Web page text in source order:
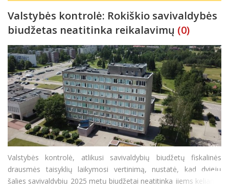
Valstybės kontrolė: Rokiškio savivaldybės
biudžetas neatitinka reikalavimų (0)
Valstybės kontrolė, atlikusi savivaldybių biudžetų fiskalinės
drausmės taisyklių laikymosi vertinimą, nustatė, kad dviejų
šalies savivaldybių 2025 metų biudžetai neatitinka jiems keliamų